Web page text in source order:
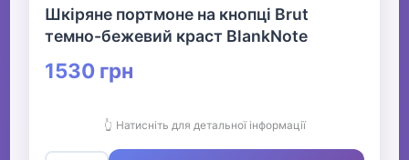
Шкіряне портмоне на кнопці Brut
темно-бежевий краст BlankNote
1530 грн
👆 Натисніть для детальної інформації